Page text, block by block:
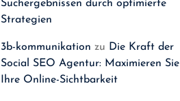
Suchergebnissen durch optimierte
Strategien
3b-kommunikation zu Die Kraft der
Social SEO Agentur: Maximieren Sie
Ihre Online-Sichtbarkeit